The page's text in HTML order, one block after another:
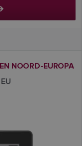
NOORD-EUROPA